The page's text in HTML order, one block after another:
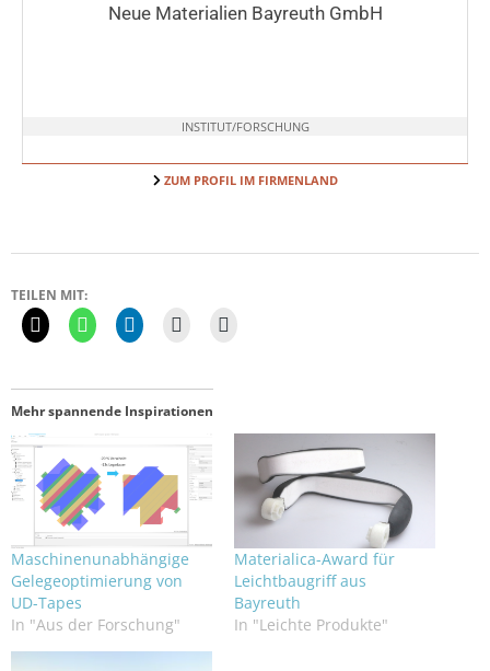
Neue Materialien Bayreuth GmbH
INSTITUT/FORSCHUNG
ZUM PROFIL IM FIRMENLAND
TEILEN MIT:
Mehr spannende Inspirationen
Maschinenunabhängige
Gelegeoptimierung von
UD-Tapes
In "Aus der Forschung"
Materialica-Award für
Leichtbaugriff aus
Bayreuth
In "Leichte Produkte"